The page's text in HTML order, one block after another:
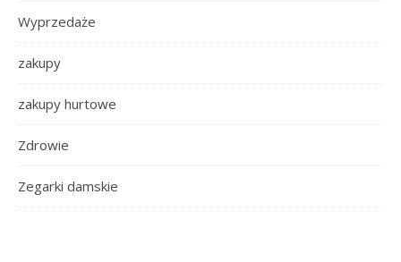
Wyprzedaże
zakupy
zakupy hurtowe
Zdrowie
Zegarki damskie